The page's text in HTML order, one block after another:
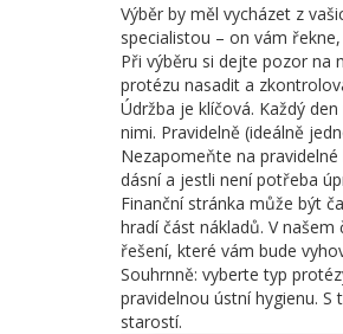
Výběr by měl vycházet z
specialistou – on vám
Při výběru si dejte pozor na
protézu nasadit a
Údržba je klíčová. Každý
nimi. Pravidelně (ideálně
Nezapomeňte na
dásní a jestli není potřeba
Finanční stránka může být
hradí část nákladů. V našem
řešení, které vám bude
Souhrnně: vyberte typ
pravidelnou ústní hygienu.
starostí.